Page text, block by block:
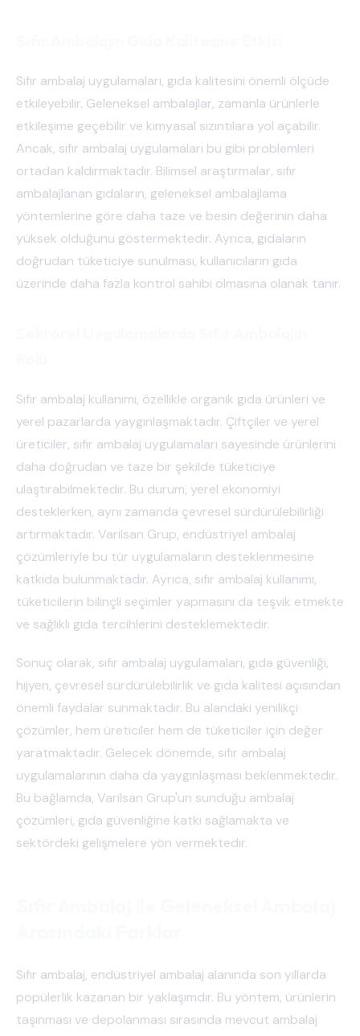
Sıfır ambalaj uygulamaları, gıda kalitesini önemli ölçüde
etkileyebilir. Geleneksel ambalajlar, zamanla ürünlerle
etkileşime geçebilir ve kimyasal sızıntılara yol açabilir.
Ancak, sıfır ambalaj uygulamaları bu gibi problemleri
ortadan kaldırmaktadır. Bilimsel araştırmalar, sıfır
ambalajlanan gıdaların, geleneksel ambalajlama
yöntemlerine göre daha taze ve besin değerinin daha
yüksek olduğunu göstermektedir. Ayrıca, gıdaların
doğrudan tüketiciye sunulması, kullanıcıların gıda
üzerinde daha fazla kontrol sahibi olmasına olanak tanır.
Sıfır ambalaj kullanımı, özellikle organik gıda ürünleri ve
yerel pazarlarda yaygınlaşmaktadır. Çiftçiler ve yerel
üreticiler, sıfır ambalaj uygulamaları sayesinde ürünlerini
daha doğrudan ve taze bir şekilde tüketiciye
ulaştırabilmektedir. Bu durum, yerel ekonomiyi
desteklerken, aynı zamanda çevresel sürdürülebilirliği
artırmaktadır. Varilsan Grup, endüstriyel ambalaj
çözümleriyle bu tür uygulamaların desteklenmesine
katkıda bulunmaktadır. Ayrıca, sıfır ambalaj kullanımı,
tüketicilerin bilinçli seçimler yapmasını da teşvik etmekte
ve sağlıklı gıda tercihlerini desteklemektedir.
Sonuç olarak, sıfır ambalaj uygulamaları, gıda güvenliği,
hijyen, çevresel sürdürülebilirlik ve gıda kalitesi açısından
önemli faydalar sunmaktadır. Bu alandaki yenilikçi
çözümler, hem üreticiler hem de tüketiciler için değer
yaratmaktadır. Gelecek dönemde, sıfır ambalaj
uygulamalarının daha da yaygınlaşması beklenmektedir.
Bu bağlamda, Varilsan Grup'un sunduğu ambalaj
çözümleri, gıda güvenliğine katkı sağlamakta ve
sektördeki gelişmelere yön vermektedir.
Sıfır ambalaj, endüstriyel ambalaj alanında son yıllarda
popülerlik kazanan bir yaklaşımdır. Bu yöntem, ürünlerin
taşınması ve depolanması sırasında mevcut ambalaj